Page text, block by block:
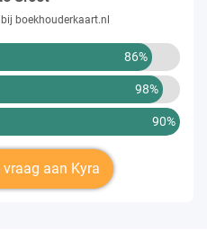
boekhouderkaart.nl
86%
98%
90%
aan Kyra